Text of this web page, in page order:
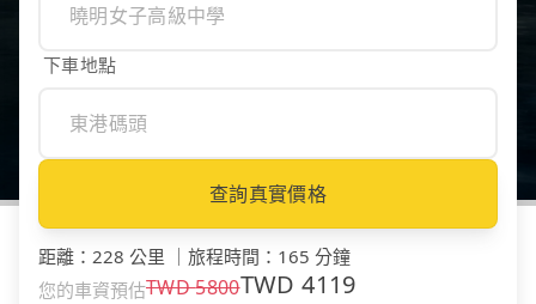
下車地點
查詢真實價格
距離 ： 228 公里 旅程時間 ： 165 分鐘
您的車資預估TWD5800TWD4119